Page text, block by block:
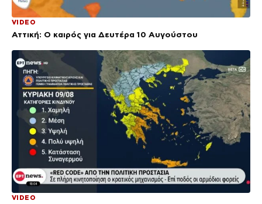
VIDEO
Αττική: Ο καιρός για Δευτέρα 10 Αυγούστου
VIDEO